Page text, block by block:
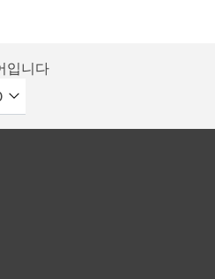
입니다
를 선택해주세요